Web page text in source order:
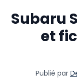
Subaru
et
Publié par